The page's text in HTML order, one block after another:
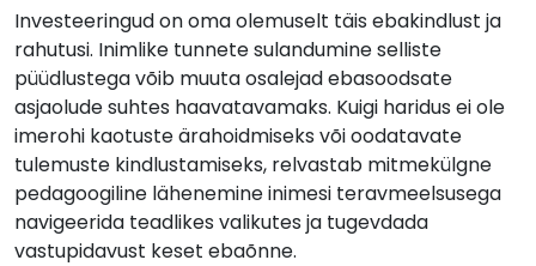
Investeeringud on oma olemuselt täis ebakindlust ja
rahutusi. Inimlike tunnete sulandumine selliste
püüdlustega võib muuta osalejad ebasoodsate
asjaolude suhtes haavatavamaks. Kuigi haridus ei ole
imerohi kaotuste ärahoidmiseks või oodatavate
tulemuste kindlustamiseks, relvastab mitmekülgne
pedagoogiline lähenemine inimesi teravmeelsusega
navigeerida teadlikes valikutes ja tugevdada
vastupidavust keset ebaõnne.